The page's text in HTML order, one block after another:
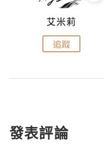
艾米莉
追蹤
發表評論